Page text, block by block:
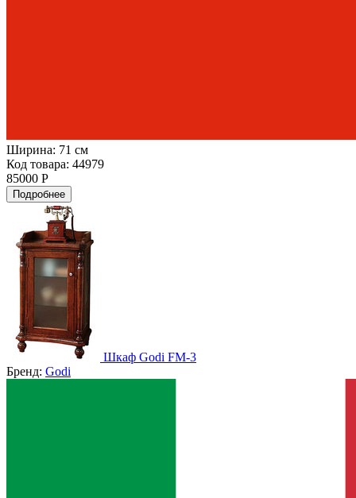
Ширина: 71 см
Код товара: 44979
85000 Р
Подробнее
Шкаф Godi FM-3
Бренд: Godi